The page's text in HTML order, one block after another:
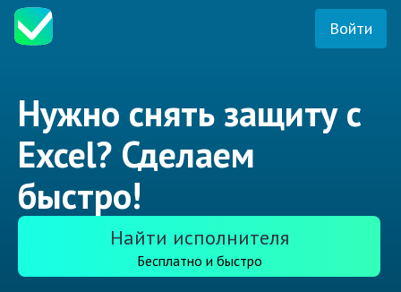
Войти
Нужно снять защиту с
Excel? Сделаем
быстро!
Найти исполнителя
Бесплатно и быстро